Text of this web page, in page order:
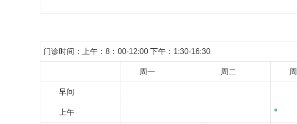
门诊时间：上午：8：00-12:00 下午：1:30-16:30
周一 周二
早间
上午 ●